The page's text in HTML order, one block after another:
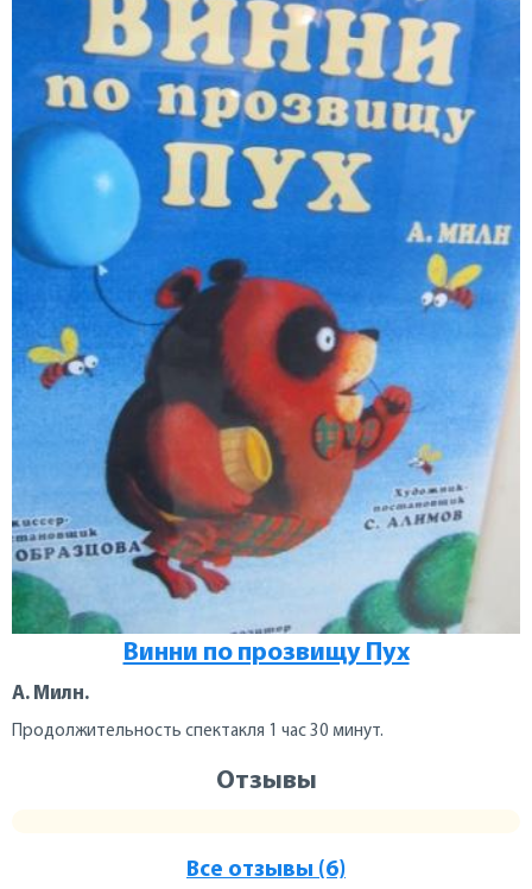
Винни по прозвищу Пух
А. Милн.
Продолжительность спектакля 1 час 30 минут.
Отзывы
Все отзывы (6)